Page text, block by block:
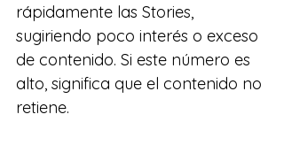
rápidamente las Stories,
sugiriendo poco interés o exceso
de contenido. Si este número es
alto, significa que el contenido no
retiene.